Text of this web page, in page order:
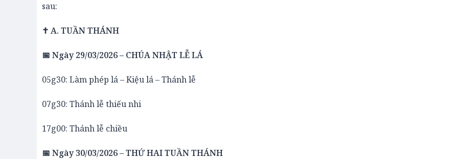
sau:
✝️ A. TUẦN THÁNH
📅 Ngày 29/03/2026 – CHÚA NHẬT LỄ LÁ
05g30: Làm phép lá – Kiệu lá – Thánh lễ
07g30: Thánh lễ thiếu nhi
17g00: Thánh lễ chiều
📅 Ngày 30/03/2026 – THỨ HAI TUẦN THÁNH